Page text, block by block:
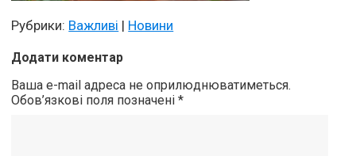
Рубрики: Важливі | Новини
Додати коментар
Ваша e-mail адреса не оприлюднюватиметься.
Обов’язкові поля позначені*